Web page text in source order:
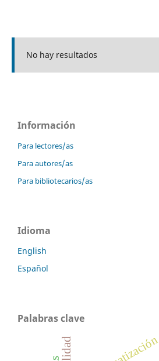
No hay resultados
Información
Para lectores/as
Para autores/as
Para bibliotecarios/as
Idioma
English
Español
Palabras clave